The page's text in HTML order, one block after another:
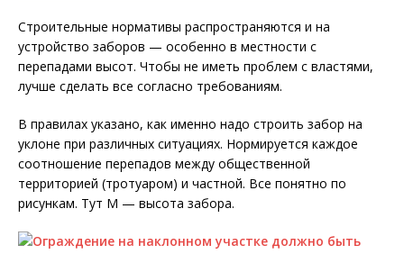
Строительные нормативы распространяются и на
устройство заборов — особенно в местности с
перепадами высот. Чтобы не иметь проблем с властями,
лучше сделать все согласно требованиям.
В правилах указано, как именно надо строить забор на
уклоне при различных ситуациях. Нормируется каждое
соотношение перепадов между общественной
территорией (тротуаром) и частной. Все понятно по
рисункам. Тут М — высота забора.